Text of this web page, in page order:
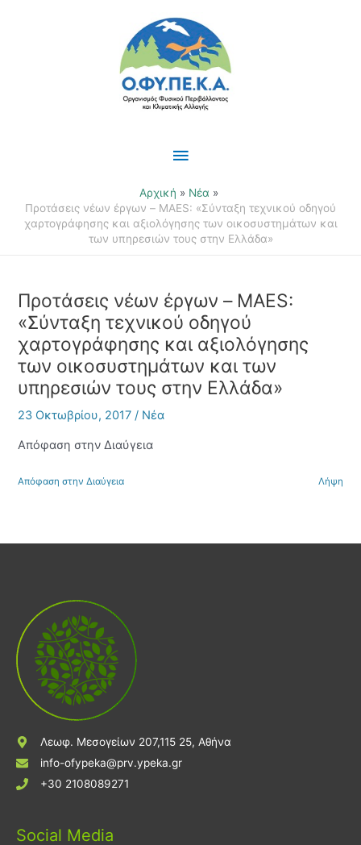
Κύριο
Μενού
Αρχική
Νέα
Προτάσεις νέων έργων – MAES: «Σύνταξη τεχνικού οδηγού
χαρτογράφησης και αξιολόγησης των οικοσυστημάτων και
των υπηρεσιών τους στην Ελλάδα»
Προτάσεις νέων έργων – MAES:
«Σύνταξη τεχνικού οδηγού
χαρτογράφησης και αξιολόγησης
των οικοσυστημάτων και των
υπηρεσιών τους στην Ελλάδα»
23 Οκτωβρίου, 2017/ Νέα
Απόφαση στην Διαύγεια
Απόφαση στην Διαύγεια Λήψη
Λεωφ. Μεσογείων 207,115 25, Αθήνα
info-ofypeka@prv.ypeka.gr
+30 2108089271
Social Media